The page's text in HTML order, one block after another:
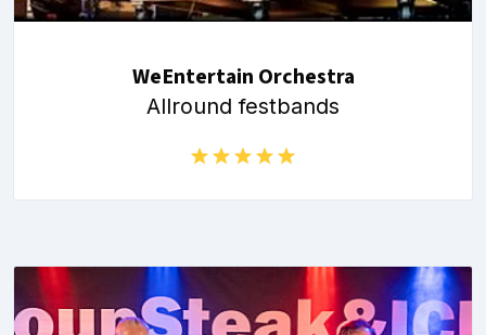
WeEntertain Orchestra
Allround festbands